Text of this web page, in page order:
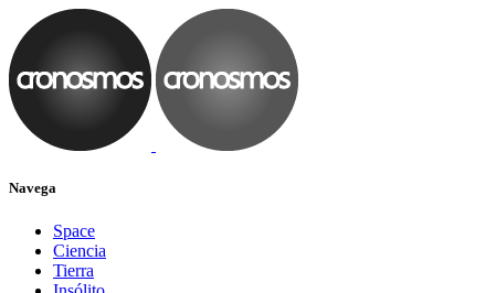
Navega
Space
Ciencia
Tierra